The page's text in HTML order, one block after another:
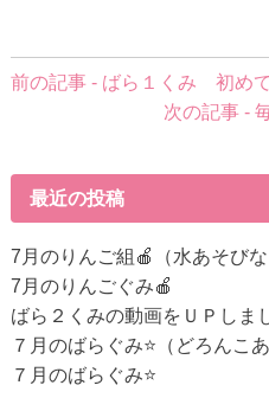
前
へ
の
リ
ン
ク
前の記事 - ばら１くみ 初め
次の記事 -
最近の投稿
7月のりんご組🍎（水あそびな
7月のりんごぐみ🍎
ばら２くみの動画をＵＰしま
７月のばらぐみ⭐（どろんこ
７月のばらぐみ⭐